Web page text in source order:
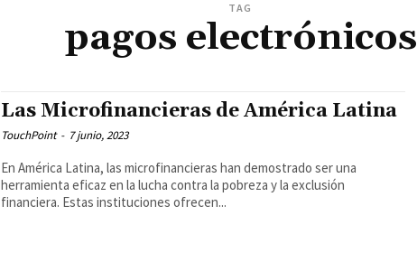
TAG
pagos electrónicos
Las Microfinancieras de América Latina
TouchPoint - 7 junio, 2023
En América Latina, las microfinancieras han demostrado ser una
herramienta eficaz en la lucha contra la pobreza y la exclusión
financiera. Estas instituciones ofrecen...